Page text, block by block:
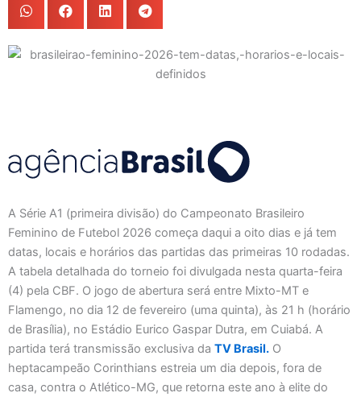
A Série A1 (primeira divisão) do Campeonato Brasileiro
Feminino de Futebol 2026 começa daqui a oito dias e já tem
datas, locais e horários das partidas das primeiras 10 rodadas.
A tabela detalhada do torneio foi divulgada nesta quarta-feira
(4) pela CBF. O jogo de abertura será entre Mixto-MT e
Flamengo, no dia 12 de fevereiro (uma quinta), às 21 h (horário
de Brasília), no Estádio Eurico Gaspar Dutra, em Cuiabá. A
partida terá transmissão exclusiva da TV Brasil. O
heptacampeão Corinthians estreia um dia depois, fora de
casa, contra o Atlético-MG, que retorna este ano à elite do